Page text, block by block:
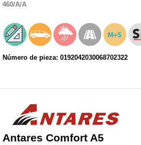
460/A/A
Número de pieza: 0192042030068702322
Antares Comfort A5